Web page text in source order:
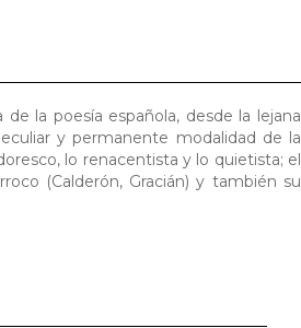
la poesía española, desde la lejana
y permanente modalidad de la
lo renacentista y lo quietista; el
(Calderón, Gracián) y también su